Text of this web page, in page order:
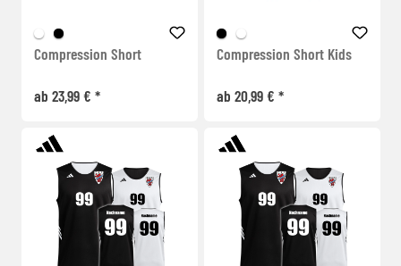
Compression Short
ab 23,99 € *
Compression Short Kids
ab 20,99 € *